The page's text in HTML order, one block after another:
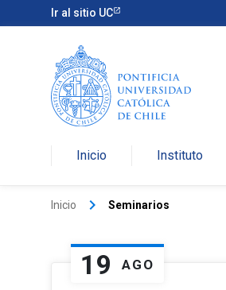
Ir al sitio UC
Inicio Instituto
Inicio keyboard_arrow_right Seminarios
19 AGO